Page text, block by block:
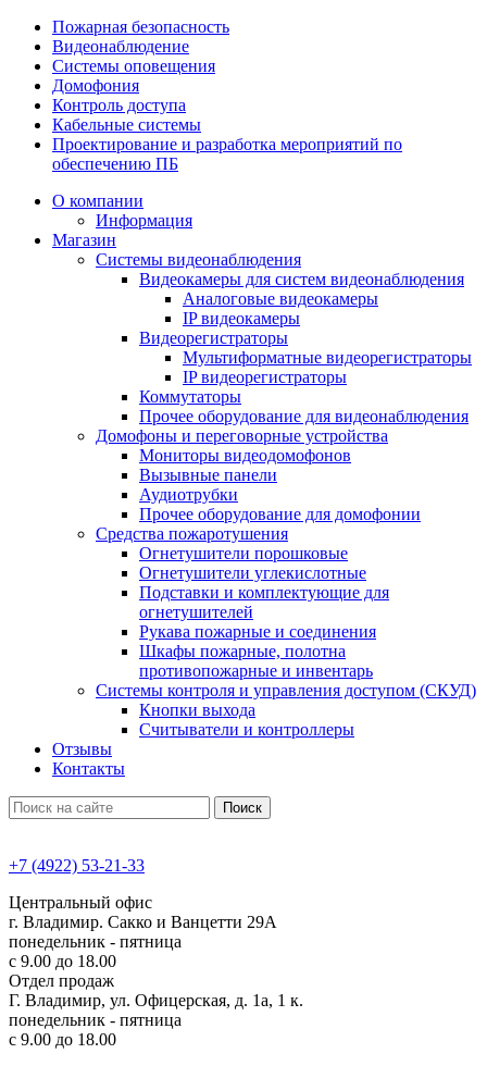
Пожарная безопасность
Видеонаблюдение
Системы оповещения
Домофония
Контроль доступа
Кабельные системы
Проектирование и разработка мероприятий по
обеспечению ПБ
О компании
Информация
Магазин
Системы видеонаблюдения
Видеокамеры для систем видеонаблюдения
Аналоговые видеокамеры
IP видеокамеры
Видеорегистраторы
Мультиформатные видеорегистраторы
IP видеорегистраторы
Коммутаторы
Прочее оборудование для видеонаблюдения
Домофоны и переговорные устройства
Мониторы видеодомофонов
Вызывные панели
Аудиотрубки
Прочее оборудование для домофонии
Средства пожаротушения
Огнетушители порошковые
Огнетушители углекислотные
Подставки и комплектующие для
огнетушителей
Рукава пожарные и соединения
Шкафы пожарные, полотна
противопожарные и инвентарь
Системы контроля и управления доступом (СКУД)
Кнопки выхода
Считыватели и контроллеры
Отзывы
Контакты
Поиск
+7 (4922) 53-21-33
Центральный офис
г. Владимир. Сакко и Ванцетти 29А
понедельник - пятница
с 9.00 до 18.00
Отдел продаж
Г. Владимир, ул. Офицерская, д. 1а, 1 к.
понедельник - пятница
с 9.00 до 18.00